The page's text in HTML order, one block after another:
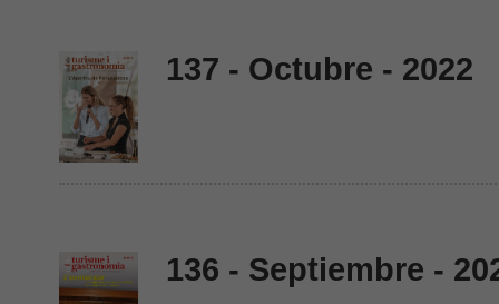
137 - Octubre - 2022
136 - Septiembre -